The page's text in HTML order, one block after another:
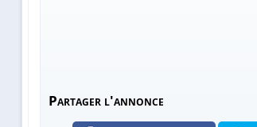
Partager l'annonce